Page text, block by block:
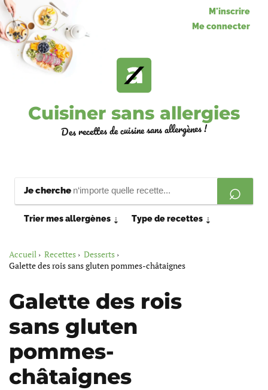
M'inscrire
Me connecter
Cuisiner sans allergies
Des recettes de cuisine sans allergènes !
Je cherche
Trier mes allergènes ⇣ Type de recettes ⇣
Accueil Recettes
Desserts
Galette des rois sans gluten pommes-châtaignes
Galette des rois
sans gluten
pommes-
châtaignes